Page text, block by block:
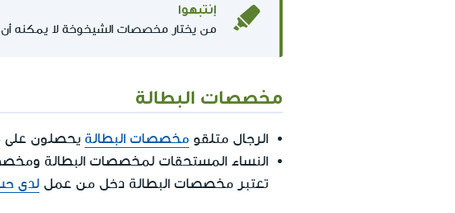
إنتبهوا
من يختار مخصصات الشيخوخة لا يمكنه
مخصصات البطالة
الرجال متلقو مخصصات البطالة يحصلون
تعتبر مخصصات البطالة دخل من عمل لدى